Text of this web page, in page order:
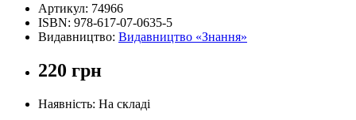
Артикул: 74966
ISBN: 978-617-07-0635-5
Видавництво: Видавництво «Знання»
220 грн
Наявність: На складі